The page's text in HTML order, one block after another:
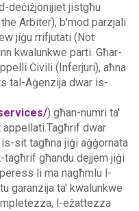
deċiżjonijiet jistgħu
Arbiter), b'mod parzjali
jiġu rrifjutati (Not
kwalunkwe parti. Għar-
Ċivili (Inferjuri), aħna
tal-Aġenzija dwar is-
) għan-numri ta'
dwar
sit tagħna jiġi aġġornata
tagħrif għandu dejjem jiġi
li ma nagħmlu l-
garanzija ta' kwalunkwe
l-eżattezza